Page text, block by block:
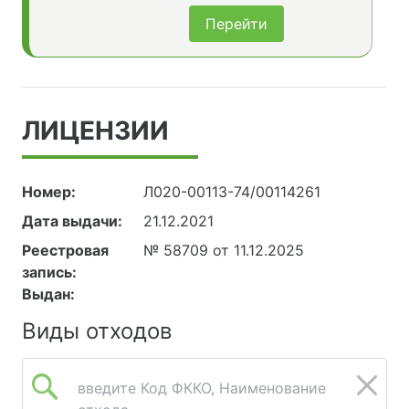
Перейти
ЛИЦЕНЗИИ
Номер:
Л020-00113-74/00114261
Дата выдачи:
21.12.2021
Реестровая
запись:
№ 58709 от 11.12.2025
Выдан:
Виды отходов
введите Код ФККО, Наименование